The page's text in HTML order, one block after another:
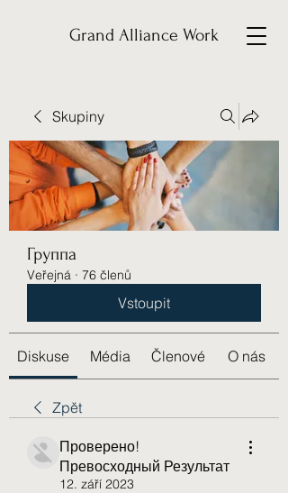
Grand Alliance Work
Skupiny
Группа
Veřejná · 76 členů
Vstoupit
Diskuse Média Členové O nás
Zpět
Проверено!
Превосходный Результат
12. září 2023